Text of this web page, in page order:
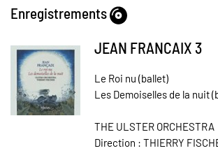
Enregistrements
JEAN FRANCAIX 3
Le Roi nu (ballet)
Les Demoiselles de la nuit
THE ULSTER ORCHESTRA
Direction : THIERRY